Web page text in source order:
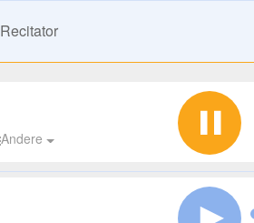
Recitator
Andere